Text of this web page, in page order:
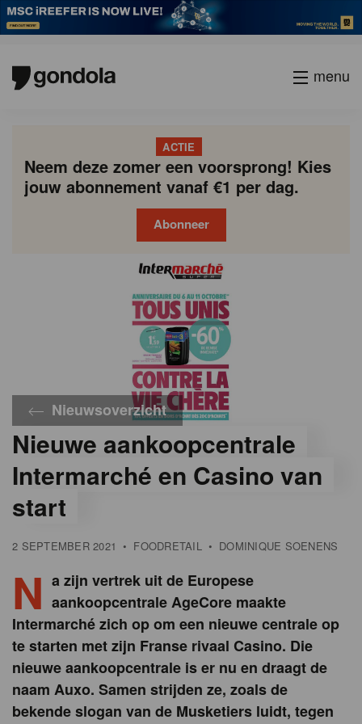
menu
ACTIE
Neem deze zomer een voorsprong! Kies
jouw abonnement vanaf €1 per dag.
Abonneer
Nieuwsoverzicht
Nieuwe aankoopcentrale
Intermarché en Casino van
start
2 SEPTEMBER 2021 • FOODRETAIL • DOMINIQUE SOENENS
N a zijn vertrek uit de Europese
aankoopcentrale AgeCore maakte
Intermarché zich op om een nieuwe centrale op
te starten met zijn Franse rivaal Casino. Die
nieuwe aankoopcentrale is er nu en draagt de
naam Auxo. Samen strijden ze, zoals de
bekende slogan van de Musketiers luidt, tegen